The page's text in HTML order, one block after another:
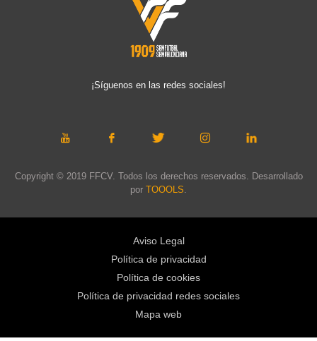
¡Síguenos en las redes sociales!
Copyright © 2019 FFCV. Todos los derechos reservados. Desarrollado
por TOOOLS.
Aviso Legal
Política de privacidad
Política de cookies
Política de privacidad redes sociales
Mapa web